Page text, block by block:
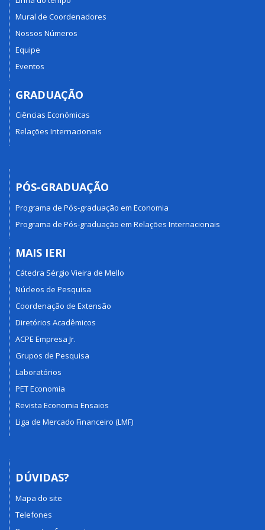
Mural de Coordenadores
Nossos Números
Equipe
Eventos
GRADUAÇÃO
Ciências Econômicas
Relações Internacionais
PÓS-GRADUAÇÃO
Programa de Pós-graduação em Economia
Programa de Pós-graduação em Relações Internacionais
MAIS IERI
Cátedra Sérgio Vieira de Mello
Núcleos de Pesquisa
Coordenação de Extensão
Diretórios Acadêmicos
ACPE Empresa Jr.
Grupos de Pesquisa
Laboratórios
PET Economia
Revista Economia Ensaios
Liga de Mercado Financeiro (LMF)
DÚVIDAS?
Mapa do site
Telefones